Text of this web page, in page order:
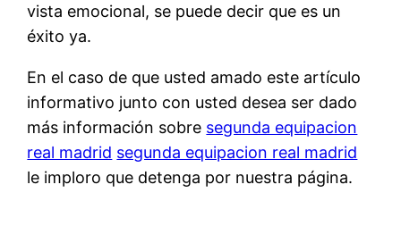
vista emocional, se puede decir que es un
éxito ya.
En el caso de que usted amado este artículo
informativo junto con usted desea ser dado
más información sobre segunda equipacion
real madrid segunda equipacion real madrid
le imploro que detenga por nuestra página.